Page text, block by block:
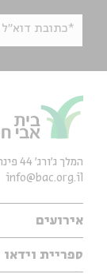
*כתובת דוא"ל
אירועים
עיון
אנגלית
ספריית וידאו
המלך ג'ורג' 44 פינת רחוב קק״ל, ירושלים
info@bac.org.il